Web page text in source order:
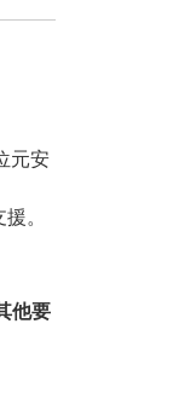
元安
。
他要